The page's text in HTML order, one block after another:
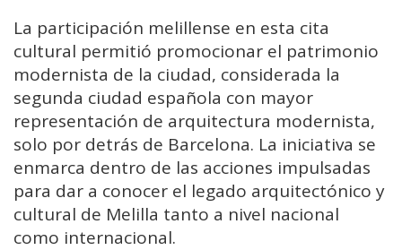
La participación melillense en esta cita
cultural permitió promocionar el patrimonio
modernista de la ciudad, considerada la
segunda ciudad española con mayor
representación de arquitectura modernista,
solo por detrás de Barcelona. La iniciativa se
enmarca dentro de las acciones impulsadas
para dar a conocer el legado arquitectónico y
cultural de Melilla tanto a nivel nacional
como internacional.